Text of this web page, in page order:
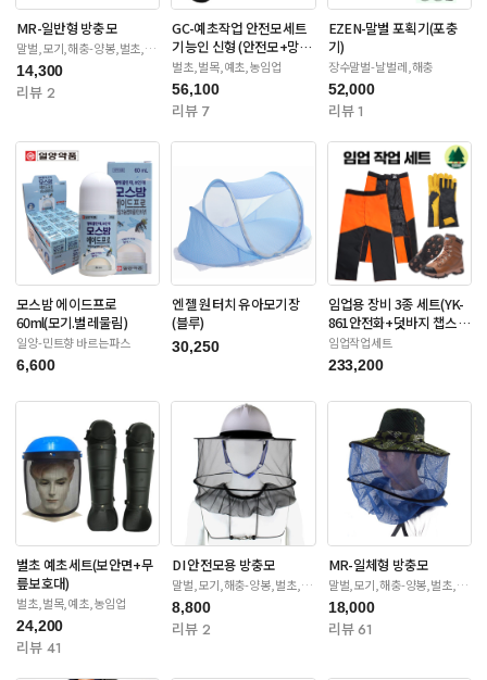
MR-일반형 방충모
말벌,모기,해충-양봉,벌초,제
초
14,300
리뷰 2
GC-예초작업 안전모세트
기능인 신형 (안전모+망
+귀마개)
벌초,벌목,예초,농임업
56,100
리뷰 7
EZEN-말벌 포획기(포충
기)
장수말벌-날벌레,해충
52,000
리뷰 1
모스밤 에이드프로
60ml(모기.벌레물림)
일양-민트향 바르는파스
6,600
엔젤 원터치 유아모기장
(블루)
30,250
임업용 장비 3종 세트(YK-
861안전화+덧바지 챕스
+안전장갑)
임업작업세트
233,200
벌초 예초세트(보안면+무
릎보호대)
벌초,벌목,예초,농임업
24,200
리뷰 41
DI 안전모용 방충모
말벌,모기,해충-양봉,벌초,제
초
8,800
리뷰 2
MR-일체형 방충모
말벌,모기,해충-양봉,벌초,제
초
18,000
리뷰 61